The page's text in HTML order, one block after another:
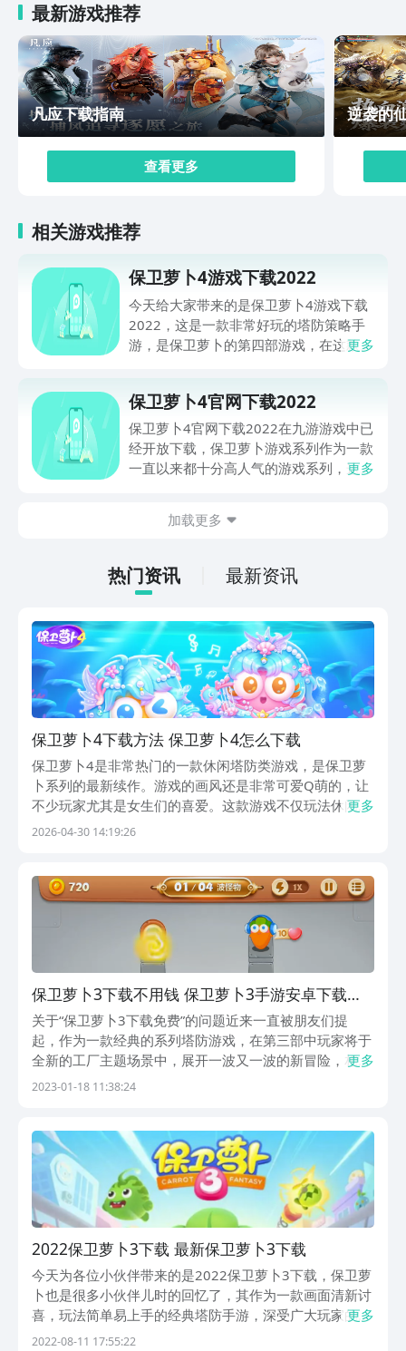
最新游戏推荐
凡应下载指南
查看更多
逆袭的
相关游戏推荐
保卫萝卜4游戏下载2022
今天给大家带来的是保卫萝卜4游戏下载
2022，这是一款非常好玩的塔防策略手
游，是保卫萝卜的第四部游戏，在这款手
4官方正版下载！
更多
保卫萝卜4官网下载2022
保卫萝卜4官网下载2022在九游游戏中已
经开放下载，保卫萝卜游戏系列作为一款
一直以来都十分高人气的游戏系列，这一
的塔防游戏，关于本作的更多游戏内容和
的讲解来了解。
更多
加载更多
热门资讯 最新资讯
保卫萝卜4下载方法 保卫萝卜4怎么下载
保卫萝卜4是非常热门的一款休闲塔防类游戏，是保卫萝
卜系列的最新续作。游戏的画风还是非常可爱Q萌的，让
不少玩家尤其是女生们的喜爱。这款游戏不仅玩法休闲有
趣，而且上手还简单。那么保卫萝卜4下载方法是什么？
更多
2026-04-30 14:19:26
保卫萝卜3下载不用钱 保卫萝卜3手游安卓下载预
约链接2023
关于“保卫萝卜3下载免费”的问题近来一直被朋友们提
起，作为一款经典的系列塔防游戏，在第三部中玩家将于
全新的工厂主题场景中，展开一波又一波的新冒险，相信
对于喜欢这个ip的朋友应该已经十分期待，那么下面小编
更多
2023-01-18 11:38:24
2022保卫萝卜3下载 最新保卫萝卜3下载
今天为各位小伙伴带来的是2022保卫萝卜3下载，保卫萝
卜也是很多小伙伴儿时的回忆了，其作为一款画面清新讨
喜，玩法简单易上手的经典塔防手游，深受广大玩家的喜
爱。而本作也是在前面两作的基础上增加了一些新玩法，
更多
2022-08-11 17:55:22